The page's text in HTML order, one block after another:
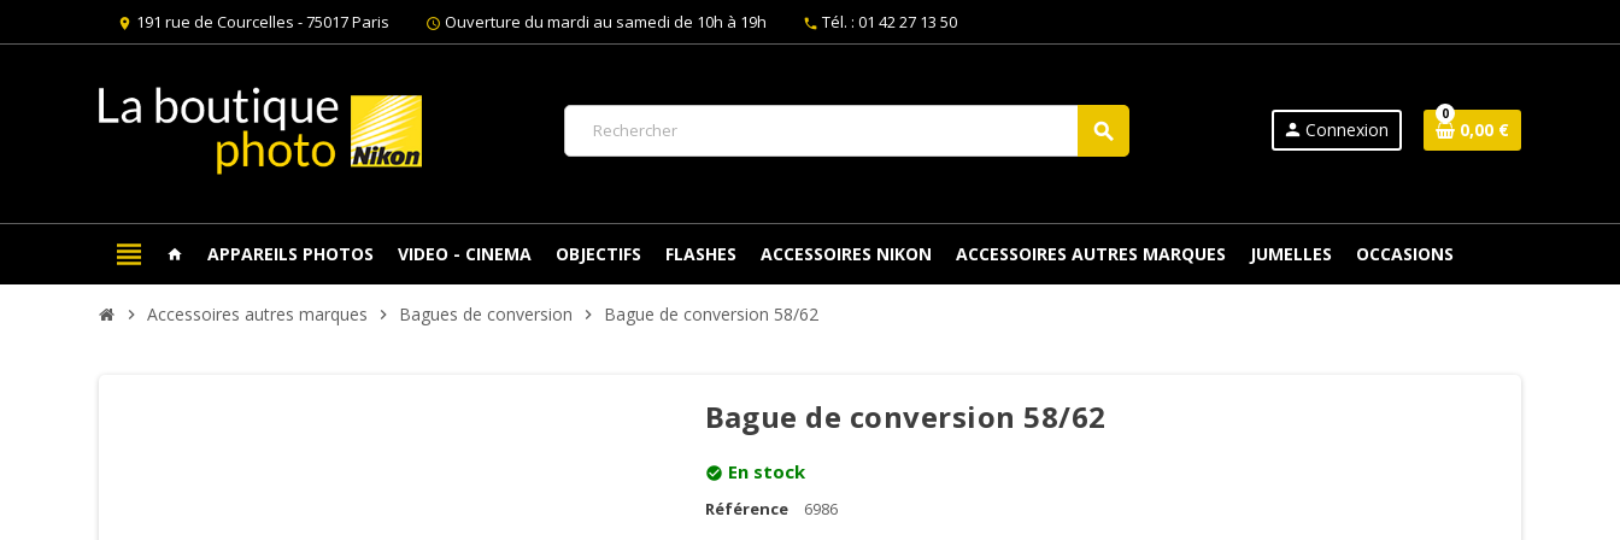
location_on 191 rue de Courcelles - 75017 Paris schedule Ouverture du mardi au samedi de 10h à 19h phone Tél. : 01 42 27 13 50
search person Connexion
0
0,00 €
view_headline home APPAREILS PHOTOS VIDEO - CINEMA OBJECTIFS FLASHES ACCESSOIRES NIKON ACCESSOIRES AUTRES MARQUES JUMELLES OCCASIONS
chevron_right Accessoires autres marques chevron_right Bagues de conversion chevron_right Bague de conversion 58/62
Bague de conversion 58/62
check_circle En stock
Référence 6986